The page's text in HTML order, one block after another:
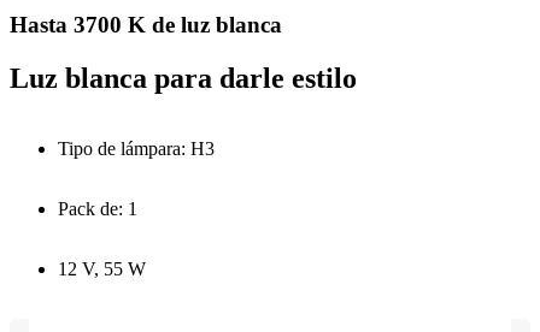
Hasta 3700 K de luz blanca
Luz blanca para darle estilo
Tipo de lámpara: H3
Pack de: 1
12 V, 55 W